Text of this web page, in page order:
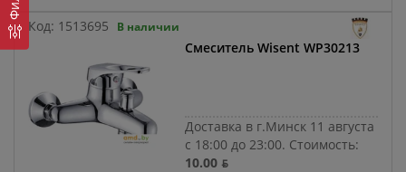
Код: 1513695 В наличии
Смеситель Wisent WP30213
Доставка в г.Минск 11 августа
с 18:00 до 23:00. Стоимость:
10.00 ƃ